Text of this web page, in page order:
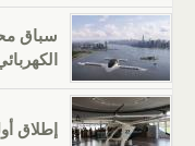
سباق
إطلاق